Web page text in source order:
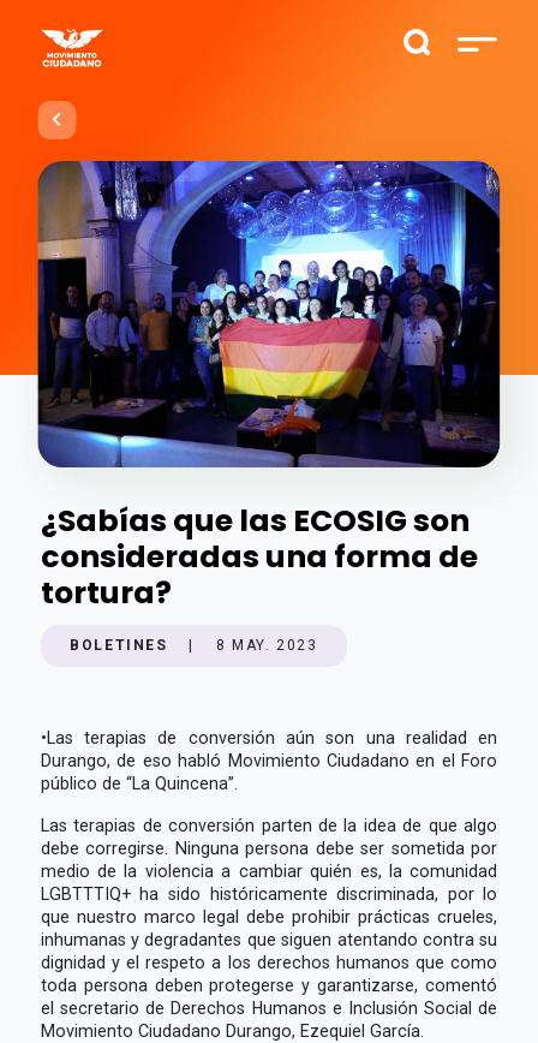
¿Sabías que las ECOSIG son
consideradas una forma de
tortura?
BOLETINES 8 MAY. 2023
•Las terapias de conversión aún son una realidad en
Durango, de eso habló Movimiento Ciudadano en el Foro
público de “La Quincena”.
Las terapias de conversión parten de la idea de que algo
debe corregirse. Ninguna persona debe ser sometida por
medio de la violencia a cambiar quién es, la comunidad
LGBTTTIQ+ ha sido históricamente discriminada, por lo
que nuestro marco legal debe prohibir prácticas crueles,
inhumanas y degradantes que siguen atentando contra su
dignidad y el respeto a los derechos humanos que como
toda persona deben protegerse y garantizarse, comentó
el secretario de Derechos Humanos e Inclusión Social de
Movimiento Ciudadano Durango, Ezequiel García.